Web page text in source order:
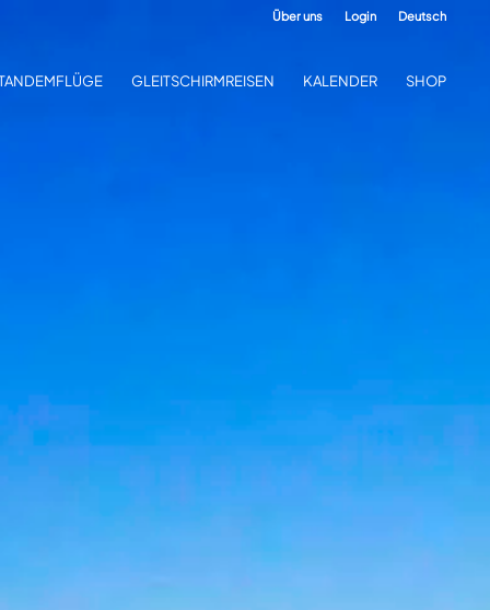
Über uns Login Deutsch
GLEITSCHIRMREISEN KALENDER SHOP